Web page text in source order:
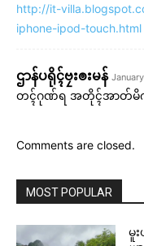
ဌာ
ကၟောန်ပခိုၚ်ပ္တိုန် ဂၠံၚ်တရဴပရေ
http://it-
iphone-ipod-touch.html
ဌာန်ပရိုၚ်ဗၠးၜးမန်
တၚ်ဂုဏ်ရ အတိုၚ်အာတ်မိက်
Comments are closed.
MOST POPULAR
မူ